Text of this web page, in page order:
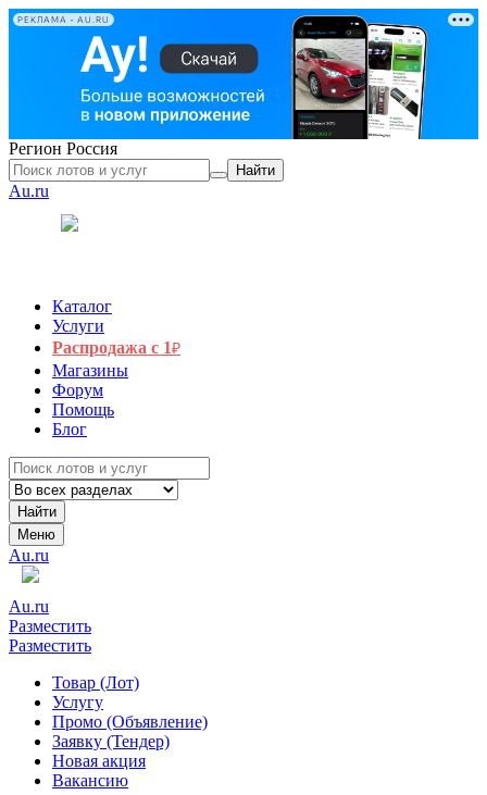
РЕКЛАМА • AU.RU
Регион Россия
Найти
Au.ru
Каталог
Услуги
Распродажа с 1₽
Магазины
Форум
Помощь
Блог
Найти
Меню
Au.ru
Au.ru
Разместить
Разместить
Товар (Лот)
Услугу
Промо (Объявление)
Заявку (Тендер)
Новая акция
Вакансию